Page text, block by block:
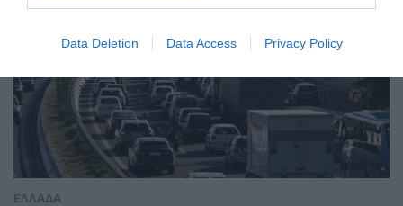
Data Deletion Data Access Privacy Policy
ΕΛΛΑΔΑ